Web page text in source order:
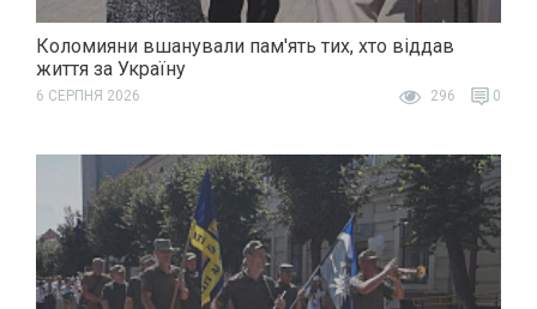
Коломияни вшанували пам'ять тих, хто віддав
життя за Україну
6 СЕРПНЯ 2026 296 0